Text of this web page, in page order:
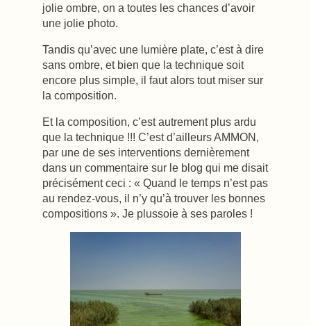
jolie ombre, on a toutes les chances d’avoir
une jolie photo.
Tandis qu’avec une lumière plate, c’est à dire
sans ombre, et bien que la technique soit
encore plus simple, il faut alors tout miser sur
la composition.
Et la composition, c’est autrement plus ardu
que la technique !!! C’est d’ailleurs AMMON,
par une de ses interventions dernièrement
dans un commentaire sur le blog qui me disait
précisément ceci : « Quand le temps n’est pas
au rendez-vous, il n’y qu’à trouver les bonnes
compositions ». Je plussoie à ses paroles !